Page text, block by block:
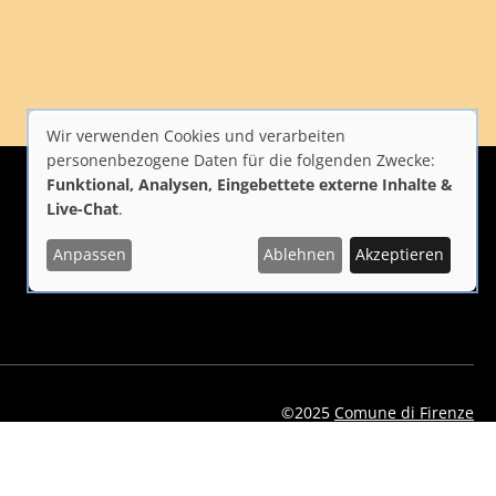
Firenze Repubblica Italiana Unione Europea
©2025 Comune di Firenze
Verwendung
von
personenbezogenen
Daten
und
Wir verwenden Cookies und verarbeiten
personenbezogene Daten für die folgenden Zwecke:
Funktional, Analysen, Eingebettete externe Inhalte &
Live-Chat.
Anpassen Ablehnen Akzeptieren